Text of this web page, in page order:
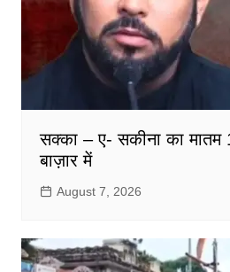
सक्का – ए- सकीना का मातम
बाज़ार में
August 7, 2026